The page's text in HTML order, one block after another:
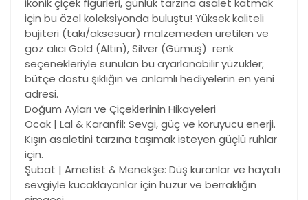
ikonik çiçek figürleri, günlük tarzına asalet katmak
için bu özel koleksiyonda buluştu! Yüksek kaliteli
bujiteri (takı/aksesuar) malzemeden üretilen ve
göz alıcı Gold (Altın), Silver (Gümüş) renk
seçenekleriyle sunulan bu ayarlanabilir yüzükler;
bütçe dostu şıklığın ve anlamlı hediyelerin en yeni
adresi.
Doğum Ayları ve Çiçeklerinin Hikayeleri
Ocak | Lal & Karanfil: Sevgi, güç ve koruyucu enerji.
Kışın asaletini tarzına taşımak isteyen güçlü ruhlar
için.
Şubat | Ametist & Menekşe: Düş kuranlar ve hayatı
sevgiyle kucaklayanlar için huzur ve berraklığın